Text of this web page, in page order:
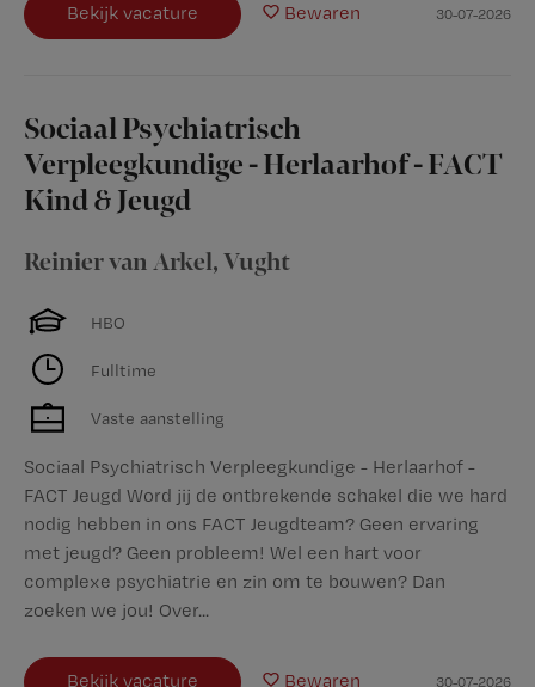
Bekijk vacature Bewaren 30-07-2026
Sociaal Psychiatrisch
Verpleegkundige - Herlaarhof - FACT
Kind & Jeugd
Reinier van Arkel, Vught
HBO
Fulltime
Vaste aanstelling
Sociaal Psychiatrisch Verpleegkundige - Herlaarhof -
FACT Jeugd Word jij de ontbrekende schakel die we hard
nodig hebben in ons FACT Jeugdteam? Geen ervaring
met jeugd? Geen probleem! Wel een hart voor
complexe psychiatrie en zin om te bouwen? Dan
zoeken we jou! Over...
Bekijk vacature Bewaren 30-07-2026